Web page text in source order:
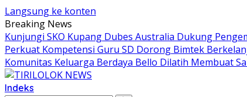
Langsung ke konten
Breaking News
Kunjungi SKO Kupang Dubes Australia Dukung
Perkuat Kompetensi Guru SD Dorong Bimtek
Komunitas Keluarga Berdaya Bello Dilatih Membuat
Indeks